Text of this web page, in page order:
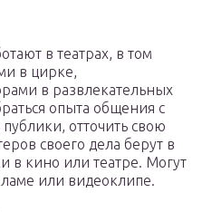
в театрах, в том
в цирке,
в развлекательных
опыта общения с
отточить свою
своего дела берут в
в кино или театре. Могут
или видеоклипе.